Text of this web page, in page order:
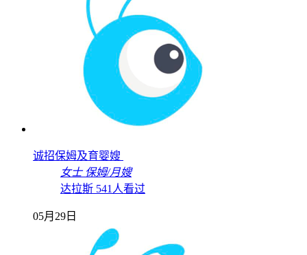
诚招保姆及育婴嫂
女士 保姆/月嫂
达拉斯 541人看过
05月29日